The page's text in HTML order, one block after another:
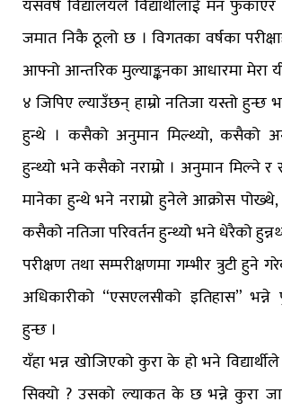
यसवर्ष विद्यालयले विद्यार्थीलाई मन
जमात निकै ठूलो छ । विगतका वर्षका
आफ्नो आन्तरिक मुल्याङ्कनका आधारमा मेरा यी
४ जिपिए ल्याउँछन् हाम्रो नतिजा यस्तो हुन्छ
हुन्थे । कसैको अनुमान मिल्थ्यो, कसैको
हुन्थ्यो भने कसैको नराम्रो । अनुमान मिल्ने र
मानेका हुन्थे भने नराम्रो हुनेले आक्रोस पोख्थे,
कसैको नतिजा परिवर्तन हुन्थ्यो भने धेरैको
परीक्षण तथा सम्परीक्षणमा गम्भीर त्रुटी हुने
अधिकारीको “एसएलसीको इतिहास” भन्ने
हुन्छ ।
यँहा भन्न खोजिएको कुरा के हो भने
सिक्यो ? उसको ल्याकत के छ भन्ने कुरा